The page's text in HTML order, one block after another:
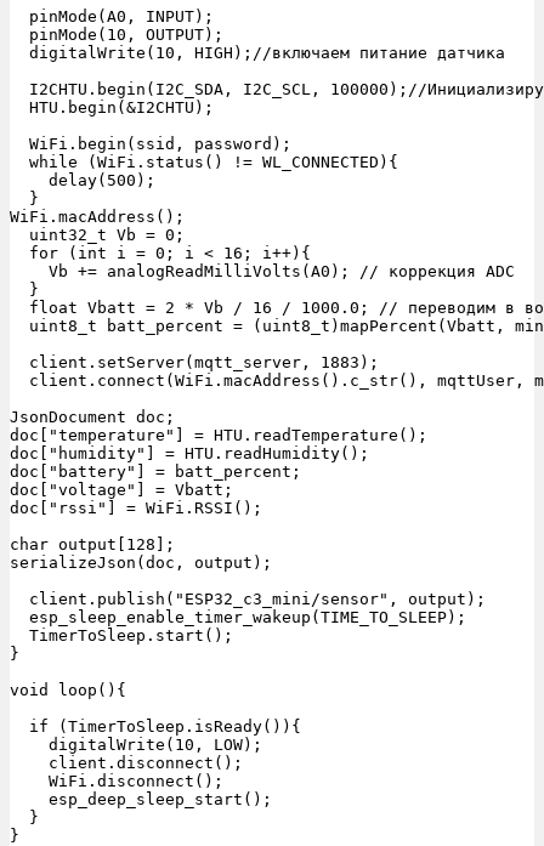
  pinMode(A0, INPUT);
  pinMode(10, OUTPUT);
  digitalWrite(10, HIGH);//включаем питание датчика
I2CHTU.begin(I2C_SDA, I2C_SCL, 100000);//
  HTU.begin(&I2CHTU);
  WiFi.begin(ssid, password);
  while (WiFi.status() != WL_CONNECTED){
    delay(500);
  }
WiFi.macAddress();
  uint32_t Vb = 0;
  for (int i = 0; i < 16; i++){
    Vb += analogReadMilliVolts(A0); // коррекция ADC
  }
float Vbatt = 2 * Vb / 16 / 1000.0; // переводим в
uint8_t batt_percent = (uint8_t)mapPercent(Vbatt,
  client.setServer(mqtt_server, 1883);
client.connect(WiFi.macAddress().c_str(), mqttUser,
JsonDocument doc;
doc["temperature"] = HTU.readTemperature();
doc["humidity"] = HTU.readHumidity();
doc["battery"] = batt_percent;
doc["voltage"] = Vbatt;
doc["rssi"] = WiFi.RSSI();
char output[128];
serializeJson(doc, output);
  client.publish("ESP32_c3_mini/sensor", output);
  esp_sleep_enable_timer_wakeup(TIME_TO_SLEEP);
  TimerToSleep.start();
}
void loop(){
  if (TimerToSleep.isReady()){
    digitalWrite(10, LOW);
    client.disconnect();
    WiFi.disconnect();
    esp_deep_sleep_start();
  }
}